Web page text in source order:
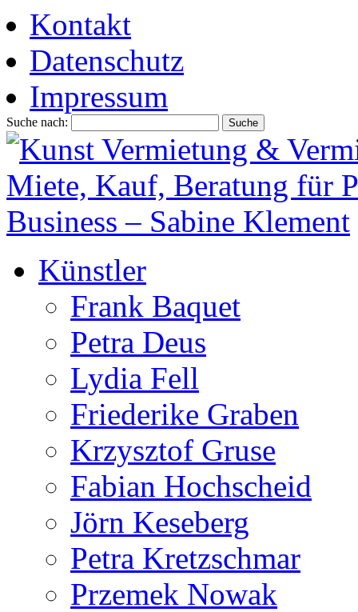
Kontakt
Datenschutz
Impressum
Suche nach:
Künstler
Frank Baquet
Petra Deus
Lydia Fell
Friederike Graben
Krzysztof Gruse
Fabian Hochscheid
Jörn Keseberg
Petra Kretzschmar
Przemek Nowak